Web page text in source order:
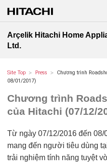
Arçelik Hitachi Home
Ltd.
Site Top Press
Chương trình
08/01/2017)
Chương trình
của Hitachi (07/12/
Từ ngày 07/12/2016 đến
mang đến người tiêu dùng
trải nghiệm tính năng tuyệt